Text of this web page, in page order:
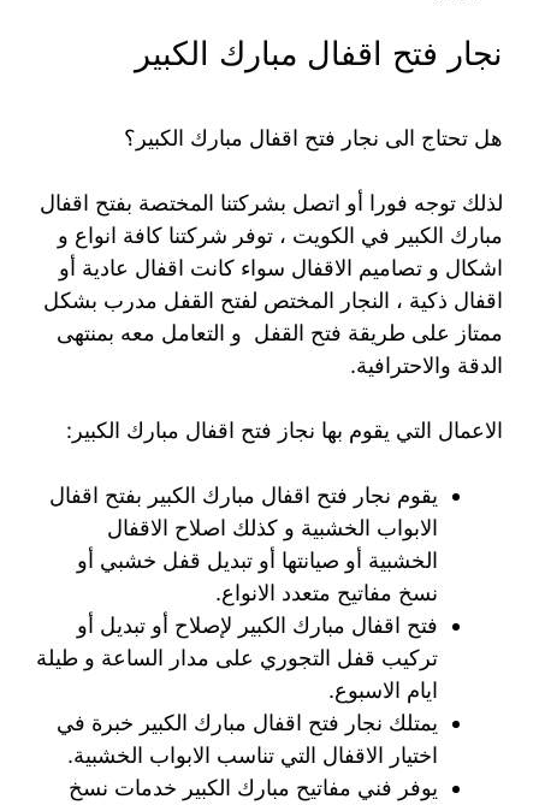
نجار فتح اقفال مبارك الكبير
هل تحتاج الى نجار فتح اقفال مبارك الكبير؟
لذلك توجه فورا أو اتصل بشركتنا المختصة بفتح اقفال
مبارك الكبير في الكويت ، توفر شركتنا كافة انواع و
اشكال و تصاميم الاقفال سواء كانت اقفال عادية أو
اقفال ذكية ، النجار المختص لفتح القفل مدرب بشكل
ممتاز على طريقة فتح القفل و التعامل معه بمنتهى
الدقة والاحترافية.
الاعمال التي يقوم بها نجاز فتح اقفال مبارك الكبير:
يقوم نجار فتح اقفال مبارك الكبير بفتح اقفال
الابواب الخشبية و كذلك اصلاح الاقفال
الخشبية أو صيانتها أو تبديل قفل خشبي أو
نسخ مفاتيح متعدد الانواع.
فتح اقفال مبارك الكبير لإصلاح أو تبديل أو
تركيب قفل التجوري على مدار الساعة و طيلة
ايام الاسبوع.
يمتلك نجار فتح اقفال مبارك الكبير خبرة في
اختيار الاقفال التي تناسب الابواب الخشبية.
يوفر فني مفاتيح مبارك الكبير خدمات نسخ